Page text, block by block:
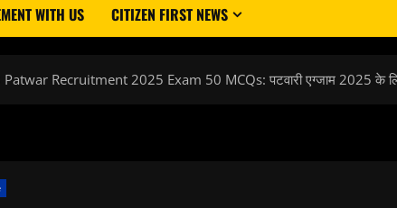
WITH US CITIZEN FIRST NEWS
Patwar Recruitment 2025 Exam 50 MCQs: पटवारी एग्जाम 2025 के